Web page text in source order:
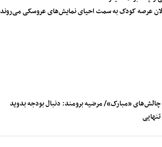
عرصه کودک به سمت احیای نمایش‌های عروسکی می‌روند
«مبارک»/ مرضیه برومند: دنبال بودجه بدوید